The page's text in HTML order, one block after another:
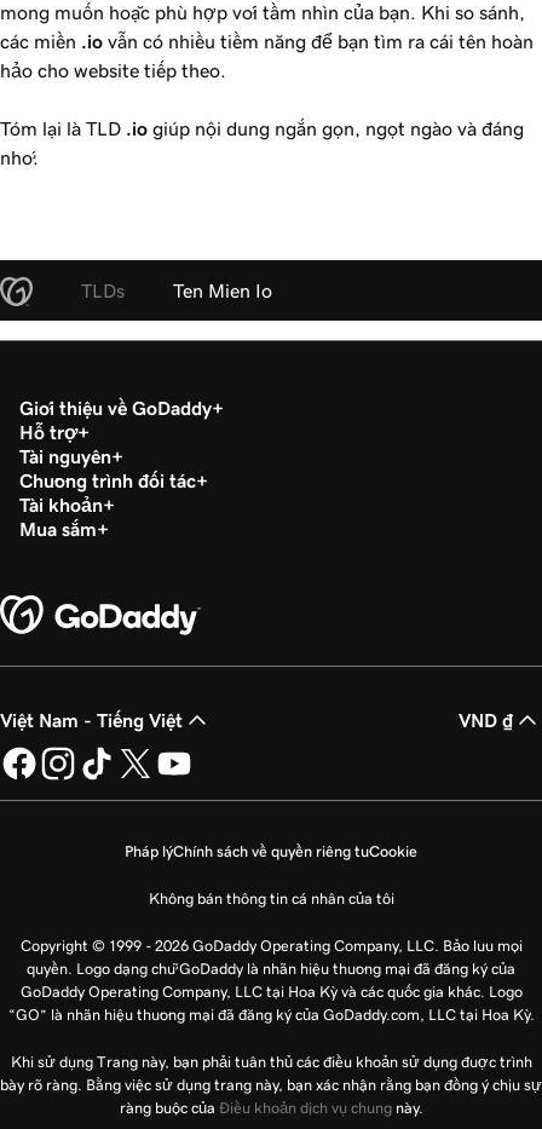
mong muốn hoặc phù hợp với tầm nhìn của bạn. Khi so sánh,
các miền .io vẫn có nhiều tiềm năng để bạn tìm ra cái tên hoàn
hảo cho website tiếp theo.
Tóm lại là TLD .io giúp nội dung ngắn gọn, ngọt ngào và đáng
nhớ.
TLDs Ten Mien Io
Giới thiệu về GoDaddy
Hỗ trợ
Tài nguyên
Chương trình đối tác
Tài khoản
Mua sắm
Việt Nam - Tiếng Việt VND ₫
Pháp lýChính sách về quyền riêng tưCookie
Không bán thông tin cá nhân của tôi
Copyright © 1999 - 2026 GoDaddy Operating Company, LLC. Bảo lưu mọi
quyền. Logo dạng chữ GoDaddy là nhãn hiệu thương mại đã đăng ký của
GoDaddy Operating Company, LLC tại Hoa Kỳ và các quốc gia khác. Logo
“GO” là nhãn hiệu thương mại đã đăng ký của GoDaddy.com, LLC tại Hoa Kỳ.
Khi sử dụng Trang này, bạn phải tuân thủ các điều khoản sử dụng được trình
bày rõ ràng. Bằng việc sử dụng trang này, bạn xác nhận rằng bạn đồng ý chịu sự
ràng buộc của Điều khoản dịch vụ chungnày.